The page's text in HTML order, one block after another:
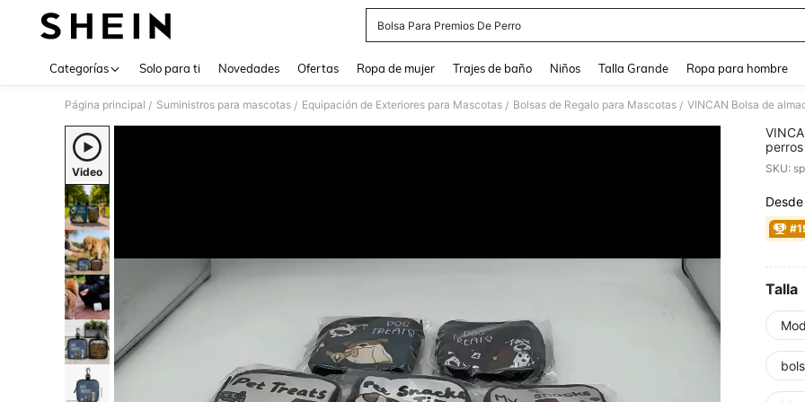
Bolsa Para Premios De Perro
Categorías Solo para ti Novedades Ofertas Ropa de mujer Trajes de baño Niños Talla Grande Ropa para hombre
Página principal / Suministros para mascotas / Equipación de Exteriores para Mascotas / Bolsas de Regalo para Mascotas /
Video
de
bolsa
perros
SKU:
Desde
Talla